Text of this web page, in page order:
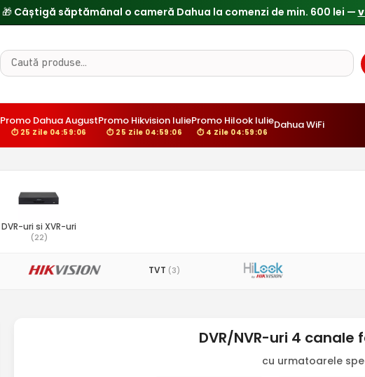
Promo Dahua August
⏱ 25 Zile 04:59:05
Promo Hikvision Iulie
⏱ 25 Zile 04:59:05
Promo Hilook Iulie
⏱ 4 Zile 04:59:05
Dahua WiFi
DVR-uri si XVR-uri
(22)
TVT (3)
DVR/NVR-uri 4 canale
cu urmatoarele